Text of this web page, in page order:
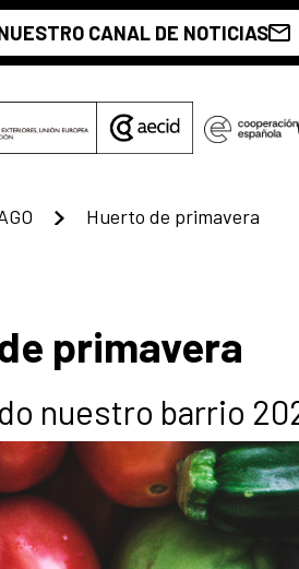
CANAL DE NOTICIAS
Huerto de primavera
primavera
nuestro barrio